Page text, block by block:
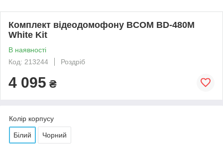
Комплект відеодомофону BCOM BD-480M
White Kit
В наявності
Код: 213244
Роздріб
4 095 ₴
Колір корпусу
Білий Чорний